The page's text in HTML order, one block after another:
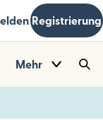
Registrierung
Mehr